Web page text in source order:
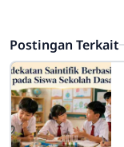
Postingan Terkait